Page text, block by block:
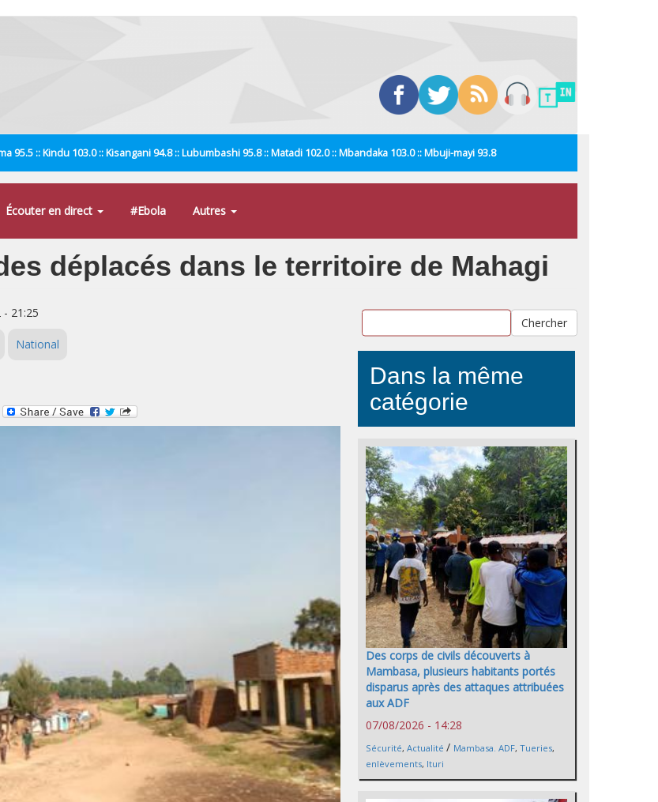
95.5 :: Kindu 103.0 :: Kisangani 94.8 :: Lubumbashi 95.8 :: Matadi 102.0 :: Mbandaka 103.0 :: Mbuji-mayi 93.8
Écouter en direct #Ebola Autres
déplacés dans le territoire de Mahagi
21:25
National
Email
Chercher
Dans la même
catégorie
Des corps de civils découverts à
Mambasa, plusieurs habitants portés
disparus après des attaques attribuées
aux ADF
07/08/2026 - 14:28
Sécurité, Actualité / Mambasa. ADF, Tueries,
enlèvements, Ituri